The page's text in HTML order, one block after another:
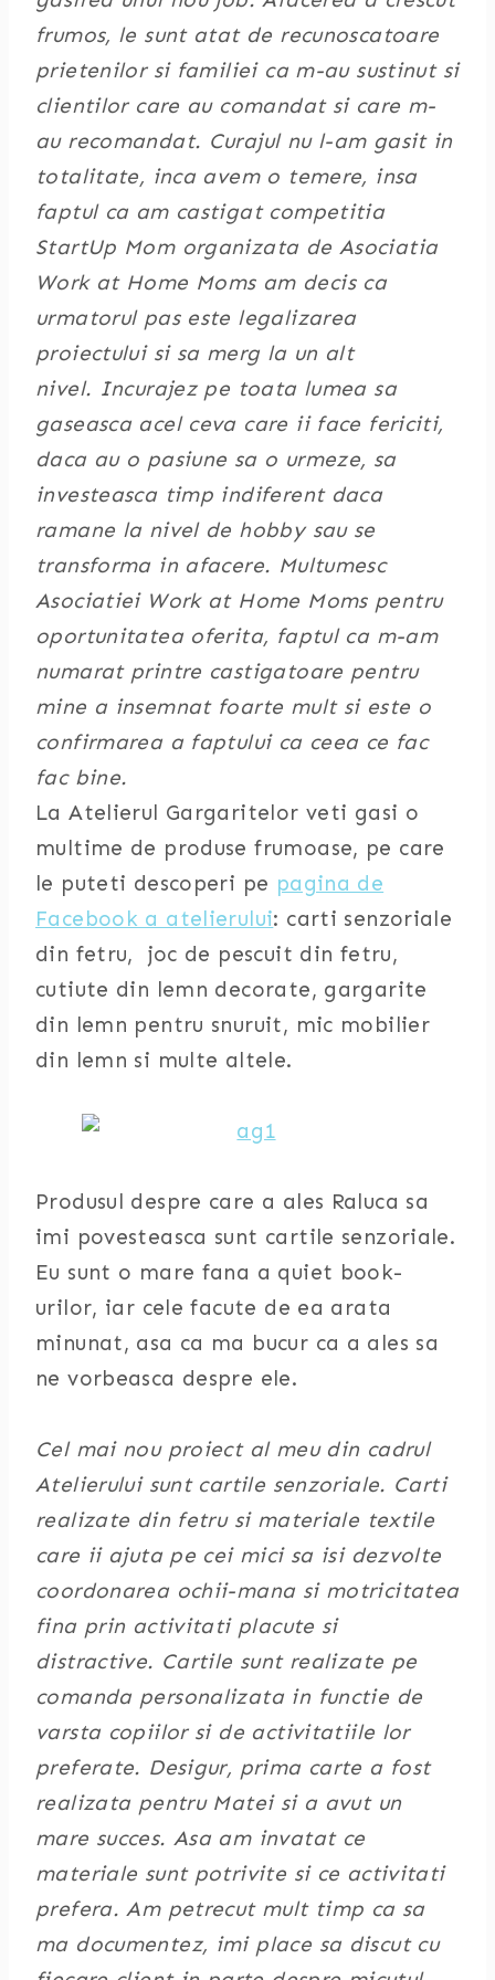
frumos, le sunt atat de recunoscatoare
prietenilor si familiei ca m-au sustinut si
clientilor care au comandat si care m-
au recomandat. Curajul nu l-am gasit in
totalitate, inca avem o temere, insa
faptul ca am castigat competitia
StartUp Mom organizata de Asociatia
Work at Home Moms am decis ca
urmatorul pas este legalizarea
proiectului si sa merg la un alt
nivel. Incurajez pe toata lumea sa
gaseasca acel ceva care ii face fericiti,
daca au o pasiune sa o urmeze, sa
investeasca timp indiferent daca
ramane la nivel de hobby sau se
transforma in afacere. Multumesc
Asociatiei Work at Home Moms pentru
oportunitatea oferita, faptul ca m-am
numarat printre castigatoare pentru
mine a insemnat foarte mult si este o
confirmarea a faptului ca ceea ce fac
fac bine.
La Atelierul Gargaritelor veti gasi o
multime de produse frumoase, pe care
le puteti descoperi pe pagina de
Facebook a atelierului: carti senzoriale
din fetru, joc de pescuit din fetru,
cutiute din lemn decorate, gargarite
din lemn pentru snuruit, mic mobilier
din lemn si multe altele.
Produsul despre care a ales Raluca sa
imi povesteasca sunt cartile senzoriale.
Eu sunt o mare fana a quiet book-
urilor, iar cele facute de ea arata
minunat, asa ca ma bucur ca a ales sa
ne vorbeasca despre ele.
Cel mai nou proiect al meu din cadrul
Atelierului sunt cartile senzoriale. Carti
realizate din fetru si materiale textile
care ii ajuta pe cei mici sa isi dezvolte
coordonarea ochii-mana si motricitatea
fina prin activitati placute si
distractive. Cartile sunt realizate pe
comanda personalizata in functie de
varsta copiilor si de activitatiile lor
preferate. Desigur, prima carte a fost
realizata pentru Matei si a avut un
mare succes. Asa am invatat ce
materiale sunt potrivite si ce activitati
prefera. Am petrecut mult timp ca sa
ma documentez, imi place sa discut cu